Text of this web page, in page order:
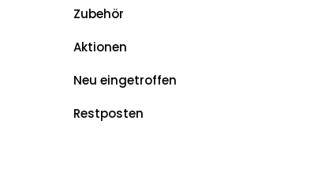
Zubehör
Aktionen
Neu eingetroffen
Restposten